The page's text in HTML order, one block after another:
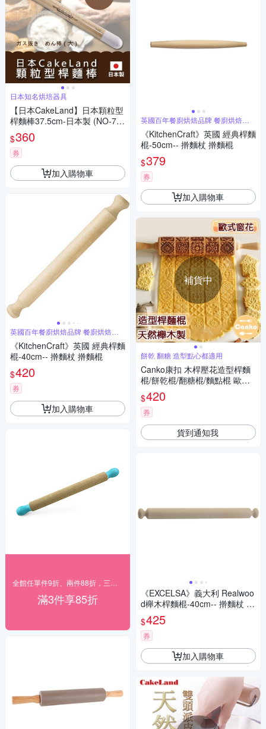
日本知名烘培器具
【日本CakeLand】日本顆粒型
桿麵棒37.5cm-日本製 (NO-72
38)
$360
券
加入購物車
英國百年餐廚烘焙品牌 餐廚烘焙用
具首選
《KitchenCraft》英國 經典桿麵
棍-40cm-- 擀麵杖 擀麵棍
$420
券
加入購物車
滿3件享85折
英國百年餐廚烘焙品牌 餐廚烘焙用
具首選
《KitchenCraft》英國 經典桿麵
棍-50cm-- 擀麵杖 擀麵棍
$379
券
加入購物車
補貨中
餅乾 翻糖 造型點心都適用
Canko康扣 木桿壓花造型桿麵
棍/餅乾棍/翻糖棍/麵點棍 歐式
窗花
$420
券
貨到通知我
《EXCELSA》義大利 Realwoo
d櫸木桿麵棍-40cm-- 擀麵杖 擀
麵棍
$425
券
加入購物車